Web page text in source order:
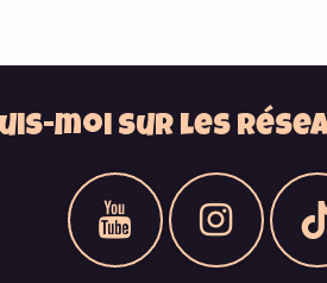
moi sur les